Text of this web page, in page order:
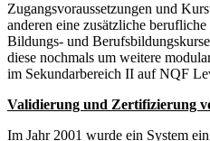
Zugangsvoraussetzungen und
anderen eine zusätzliche
Bildungs- und
diese nochmals um weitere
im Sekundarbereich II auf NQF
Validierung und Zertifizierung
Im Jahr 2001 wurde ein System